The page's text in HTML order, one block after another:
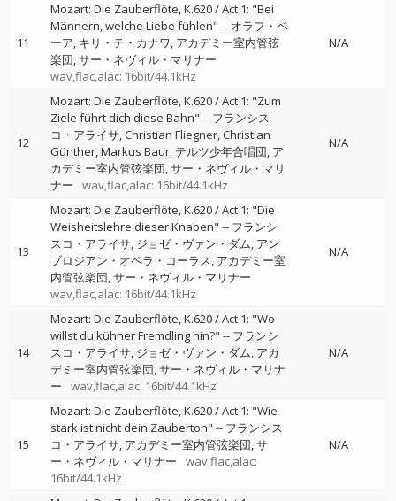
11
Mozart: Die Zauberflöte, K.620 / Act 1: "Bei
Männern, welche Liebe fühlen" -- オラフ・ベ
ーア キリ・テ・カナワ アカデミー室内管弦
楽団 サー・ネヴィル・マリナー
wav,flac,alac: 16bit/44.1kHz
N/A
12
Mozart: Die Zauberflöte, K.620 / Act 1: "Zum
Ziele führt dich diese Bahn" -- フランシス
コ・アライサ Christian Fliegner Christian
Günther Markus Baur テルツ少年合唱団 ア
カデミー室内管弦楽団 サー・ネヴィル・マリ
ナー
wav,flac,alac: 16bit/44.1kHz
N/A
13
Mozart: Die Zauberflöte, K.620 / Act 1: "Die
Weisheitslehre dieser Knaben" -- フランシ
スコ・アライサ ジョゼ・ヴァン・ダム アン
ブロジアン・オペラ・コーラス アカデミー室
内管弦楽団 サー・ネヴィル・マリナー
wav,flac,alac: 16bit/44.1kHz
N/A
14
Mozart: Die Zauberflöte, K.620 / Act 1: "Wo
willst du kühner Fremdling hin?" -- フランシ
スコ・アライサ ジョゼ・ヴァン・ダム アカ
デミー室内管弦楽団 サー・ネヴィル・マリナ
ー
wav,flac,alac: 16bit/44.1kHz
N/A
15
Mozart: Die Zauberflöte, K.620 / Act 1: "Wie
stark ist nicht dein Zauberton" -- フランシス
コ・アライサ アカデミー室内管弦楽団 サ
ー・ネヴィル・マリナー
wav,flac,alac:
16bit/44.1kHz
N/A